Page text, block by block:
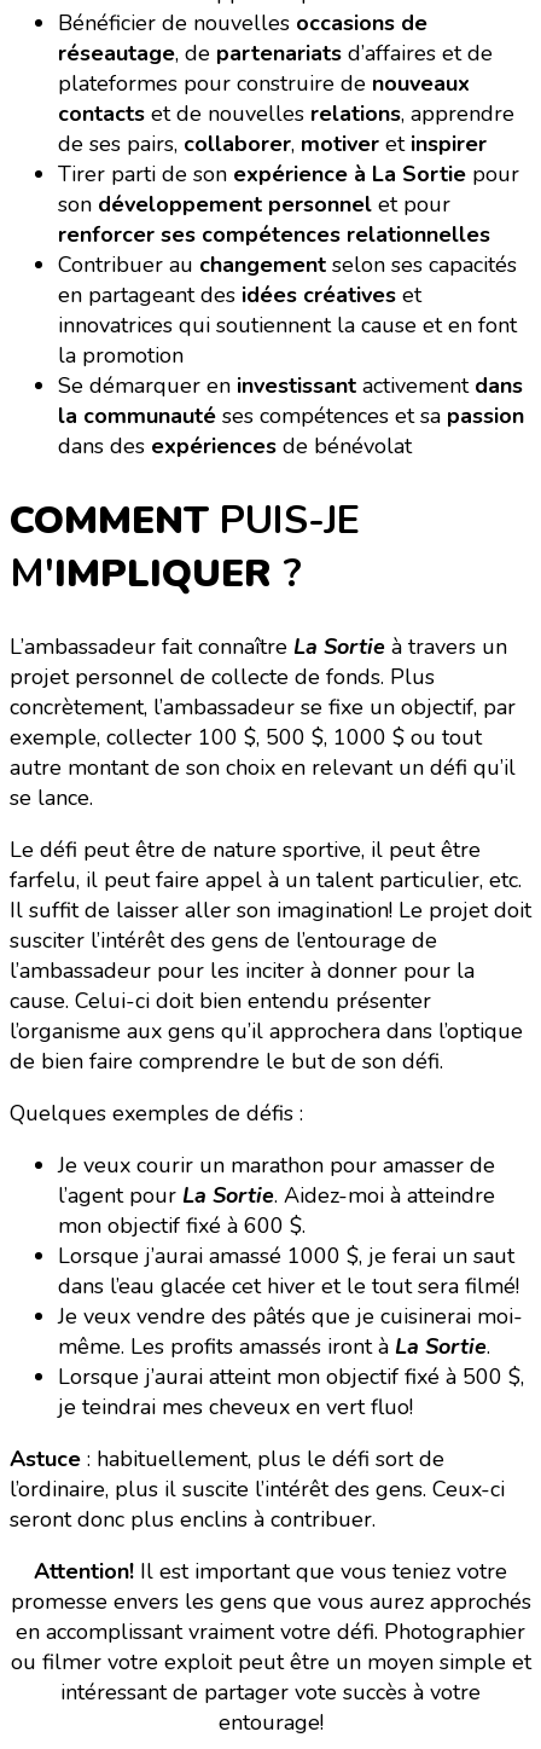
Bénéficier de nouvelles occasions de
réseautage, de partenariats d’affaires et de
plateformes pour construire de nouveaux
contacts et de nouvelles relations, apprendre
de ses pairs, collaborer, motiver et inspirer
Tirer parti de son expérience à La Sortie pour
son développement personnel et pour
renforcer ses compétences relationnelles
Contribuer au changement selon ses capacités
en partageant des idées créatives et
innovatrices qui soutiennent la cause et en font
la promotion
Se démarquer en investissant activement dans
la communauté ses compétences et sa passion
dans des expériences de bénévolat
COMMENT PUIS-JE
M'IMPLIQUER ?
L’ambassadeur fait connaître La Sortie à travers un
projet personnel de collecte de fonds. Plus
concrètement, l’ambassadeur se fixe un objectif, par
exemple, collecter 100 $, 500 $, 1000 $ ou tout
autre montant de son choix en relevant un défi qu’il
se lance.
Le défi peut être de nature sportive, il peut être
farfelu, il peut faire appel à un talent particulier, etc.
Il suffit de laisser aller son imagination! Le projet doit
susciter l’intérêt des gens de l’entourage de
l’ambassadeur pour les inciter à donner pour la
cause. Celui-ci doit bien entendu présenter
l’organisme aux gens qu’il approchera dans l’optique
de bien faire comprendre le but de son défi.
Quelques exemples de défis :
Je veux courir un marathon pour amasser de
l’agent pour La Sortie. Aidez-moi à atteindre
mon objectif fixé à 600 $.
Lorsque j’aurai amassé 1000 $, je ferai un saut
dans l’eau glacée cet hiver et le tout sera filmé!
Je veux vendre des pâtés que je cuisinerai moi-
même. Les profits amassés iront à La Sortie.
Lorsque j’aurai atteint mon objectif fixé à 500 $,
je teindrai mes cheveux en vert fluo!
Astuce : habituellement, plus le défi sort de
l’ordinaire, plus il suscite l’intérêt des gens. Ceux-ci
seront donc plus enclins à contribuer.
Attention! Il est important que vous teniez votre
promesse envers les gens que vous aurez approchés
en accomplissant vraiment votre défi. Photographier
ou filmer votre exploit peut être un moyen simple et
intéressant de partager vote succès à votre
entourage!